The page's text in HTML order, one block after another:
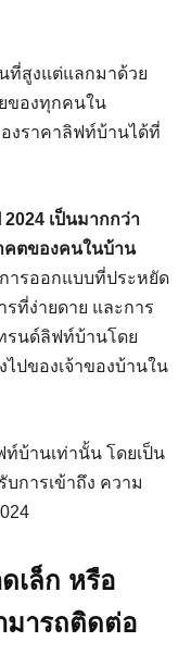
สูงแต่แลกมาด้วย
ของทุกคนใน
งราคาลิฟท์บ้านได้ที่
2024 เป็นมากกว่า
คตของคนในบ้าน
ารออกแบบที่ประหยัด
ที่ง่ายดาย และการ
รนด์ลิฟท์บ้านโดย
ปของเจ้าของบ้านใน
บ้านเท่านั้น โดยเป็น
การเข้าถึง ความ
เล็ก หรือ
มารถติดต่อ